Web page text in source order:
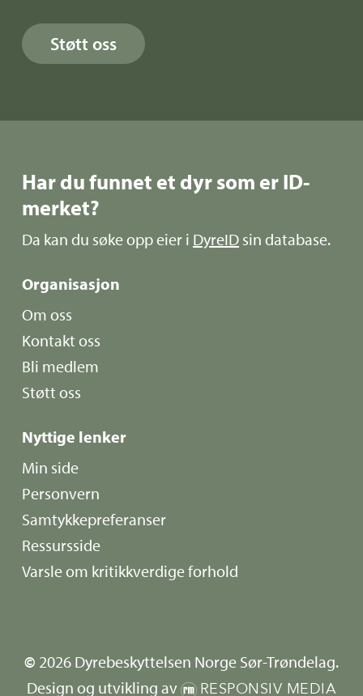
Støtt oss
Har du funnet et dyr som er ID-
merket?
Da kan du søke opp eier i DyreID sin database.
Organisasjon
Om oss
Kontakt oss
Bli medlem
Støtt oss
Nyttige lenker
Min side
Personvern
Samtykkepreferanser
Ressursside
Varsle om kritikkverdige forhold
© 2026Dyrebeskyttelsen Norge Sør-Trøndelag.
Design og utvikling av
RESPONSIV MEDIA